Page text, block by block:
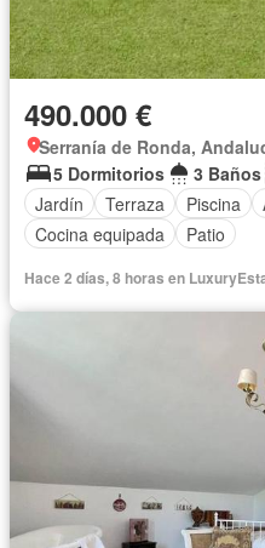
490.000 €
Serranía de Ronda,
5 Dormitorios
3 Baños
Jardín
Terraza Piscina
Cocina equipada
Patio
Hace 2 días, 8 horas en